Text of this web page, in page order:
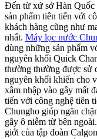
Đến từ xứ sở Hàn Quốc
sản phẩm tiên tiến với
khách hàng cũng như
nhất. Máy lọc nước
dùng những sản phẩm
nguyên khối Quick
thường thường được sử
nguyên khối khiến cho
xâm nhập vào gây mất
tiến với công nghệ tiên
Chungho giúp ngăn
gây ô niễm từ bên
giới của tập đoàn